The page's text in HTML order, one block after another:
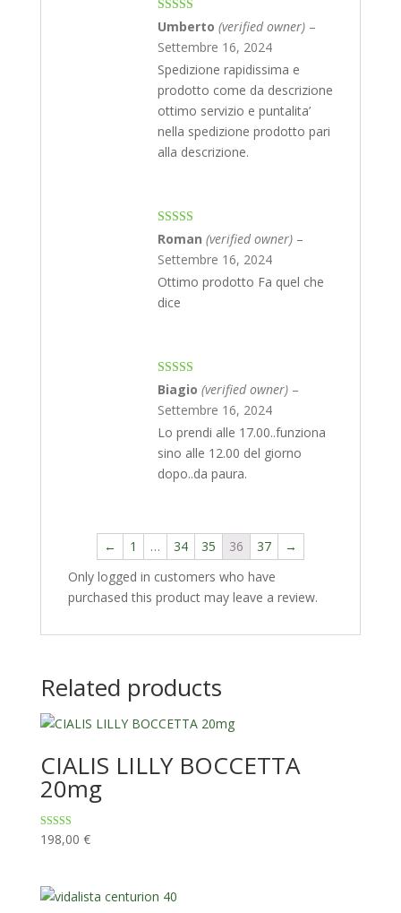
Rated5out
of 5
Umberto (verified owner) –
Settembre 16, 2024
Spedizione rapidissima e
prodotto come da descrizione
ottimo servizio e puntalita’
nella spedizione prodotto pari
alla descrizione.
Rated4
out of 5
Roman (verified owner) –
Settembre 16, 2024
Ottimo prodotto Fa quel che
dice
Rated4
out of 5
Biagio (verified owner) –
Settembre 16, 2024
Lo prendi alle 17.00..funziona
sino alle 12.00 del giorno
dopo..da paura.
← 1 … 34 35 36 37
→
Only logged in customers who have
purchased this product may leave a review.
Related products
CIALIS LILLY BOCCETTA
20mg
Rated
4.48
198,00 €